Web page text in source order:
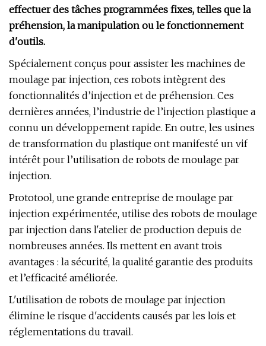
effectuer des tâches programmées fixes, telles que la
préhension, la manipulation ou le fonctionnement
d'outils.
Spécialement conçus pour assister les machines de
moulage par injection, ces robots intègrent des
fonctionnalités d’injection et de préhension. Ces
dernières années, l’industrie de l’injection plastique a
connu un développement rapide. En outre, les usines
de transformation du plastique ont manifesté un vif
intérêt pour l’utilisation de robots de moulage par
injection.
Prototool, une grande entreprise de moulage par
injection expérimentée, utilise des robots de moulage
par injection dans l'atelier de production depuis de
nombreuses années. Ils mettent en avant trois
avantages : la sécurité, la qualité garantie des produits
et l’efficacité améliorée.
L'utilisation de robots de moulage par injection
élimine le risque d'accidents causés par les lois et
réglementations du travail.